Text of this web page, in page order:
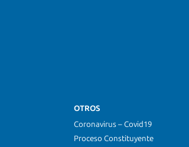
OTROS
Coronavirus – Covid19
Proceso Constituyente